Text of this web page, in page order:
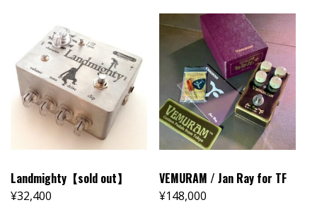
Landmighty【sold out】
¥32,400
VEMURAM / Jan Ray for TF
¥148,000